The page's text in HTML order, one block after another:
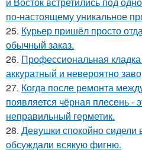
по-настоящему уникальное
25. Курьер пришёл просто
обычный заказ.
26. Профессиональная кладка
аккуратный и невероятно
27. Когда после ремонта
появляется чёрная плесень -
неправильный герметик.
28. Девушки спокойно сидели
обсуждали всякую фигню.